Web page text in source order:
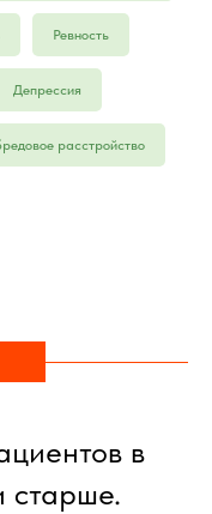
Ревность
Депрессия
расстройство
в
старше.